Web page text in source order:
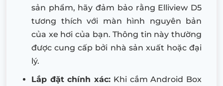
sản phẩm, hãy đảm bảo rằng Elliview D5
tương thích với màn hình nguyên bản
của xe hơi của bạn. Thông tin này thường
được cung cấp bởi nhà sản xuất hoặc đại
lý.
Lắp đặt chính xác: Khi cắm Android Box